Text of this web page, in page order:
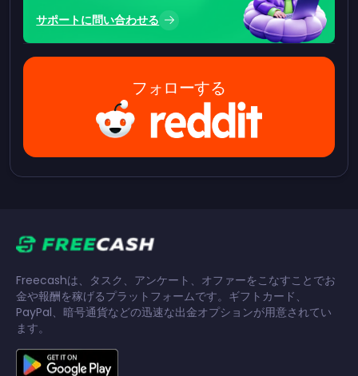
サポートに問い合わせる
フォローする
Freecashは、タスク、アンケート、オファーをこなすことでお
金や報酬を稼げるプラットフォームです。ギフトカード、
PayPal、暗号通貨などの迅速な出金オプションが用意されてい
ます。